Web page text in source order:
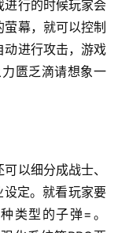
进行的时候玩家会
幕，就可以控制
动进行攻击，游戏
匮乏滴请想象一
以细分成战士、
定。就看玩家要
类型的子弹=。